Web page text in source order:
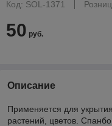
Код: SOL-1371
50 руб.
Описание
Применяется для
растений, цветов.